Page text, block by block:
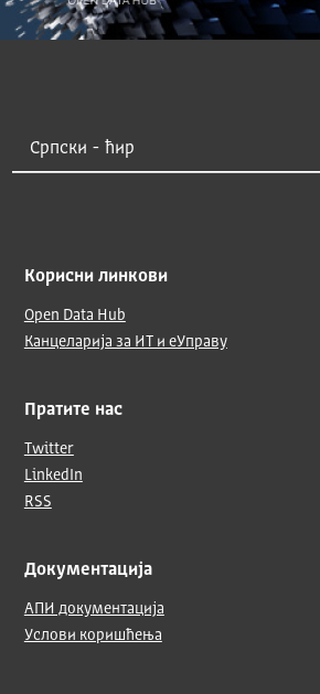
Корисни линкови
Open Data Hub
Канцеларија за ИТ и еУправу
Пратите нас
Twitter
LinkedIn
RSS
Документација
АПИ документација
Услови коришћења